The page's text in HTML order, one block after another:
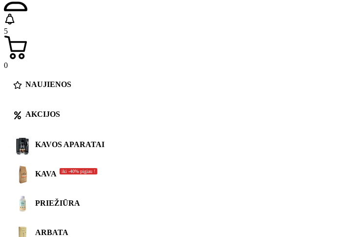
5
0
NAUJIENOS
AKCIJOS
KAVOS APARATAI
KAVA iki -40% pigiau !
PRIEŽIŪRA
ARBATA